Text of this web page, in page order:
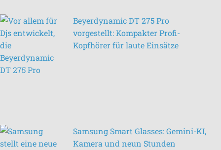
Beyerdynamic DT 275 Pro
vorgestellt: Kompakter Profi-
Kopfhörer für laute Einsätze
Samsung Smart Glasses: Gemini-KI,
Kamera und neun Stunden